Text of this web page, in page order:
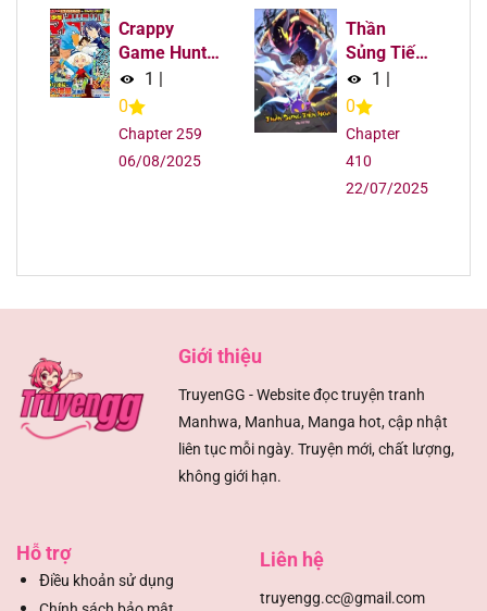
Chapter 109 18/08/2025
Chapter 108 18/08/2025
Chapter 107 18/08/2025
18/08/2025
Chapter 102 18/08/2025
18/08/2025
Chapter 99
Crappy
Game Hunter
Challenges
God-Tier
Game
1
0
Chapter 259
06/08/2025
Thần
Sủng Tiến
Hóa1
0
Chapter
410
22/07/2025
Giới thiệu
TruyenGG - Website đọc truyện tranh
Manhwa, Manhua, Manga hot, cập nhật
liên tục mỗi ngày. Truyện mới, chất lượng,
không giới hạn.
Hỗ trợ
Điều khoản sử dụng
Liên hệ
truyengg.cc@gmail.com